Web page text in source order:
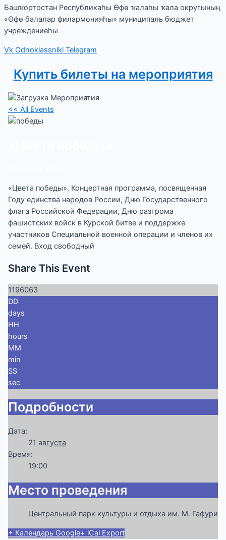
Башҡортостан Республикаһы Өфө ҡалаһы ҡала округының
«Өфө балалар филармонияһы» муниципаль бюджет
учреждениеһы
Vk Odnoklassniki Telegram
Купить билеты на мероприятия
<< All Events
«Цвета победы». Концертная программа, посвященная
Году единства народов России, Дню Государственного
флага Российской Федерации, Дню разгрома
фашистских войск в Курской битве и поддержке
участников Специальной военной операции и членов их
семей. Вход свободный
Share This Event
1196063
DD
days
HH
hours
MM
min
SS
sec
Подробности
Дата:
21 августа
Время:
19:00
Место проведения
Центральный парк культуры и отдыха им. М. Гафури
+ Календарь Google+ iCal Export